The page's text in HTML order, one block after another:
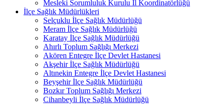
Mesleki Sorumluluk Kurulu İl Koordinatörlüğü
İlçe Sağlık Müdürlükleri
Selçuklu İlçe Sağlık Müdürlüğü
Meram İlçe Sağlık Müdürlüğü
Karatay İlçe Sağlık Müdürlüğü
Ahırlı Toplum Sağlığı Merkezi
Akören Entegre İlçe Devlet Hastanesi
Akşehir İlçe Sağlık Müdürlüğü
Altınekin Entegre İlçe Devlet Hastanesi
Beyşehir İlçe Sağlık Müdürlüğü
Bozkır Toplum Sağlığı Merkezi
Cihanbeyli İlçe Sağlık Müdürlüğü